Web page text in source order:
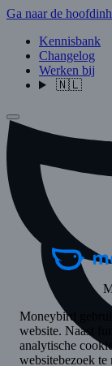
Ga naar de
Kennisbank
Changelog
Werken bij
🇳🇱